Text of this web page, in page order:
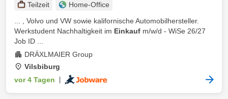
Teilzeit
Home-Office
... , Volvo und VW sowie kalifornische Automobilhersteller.
Werkstudent Nachhaltigkeit im Einkauf m/w/d - WiSe 26/27
Job ID ...
DRÄXLMAIER Group
Vilsbiburg
vor 4 Tagen